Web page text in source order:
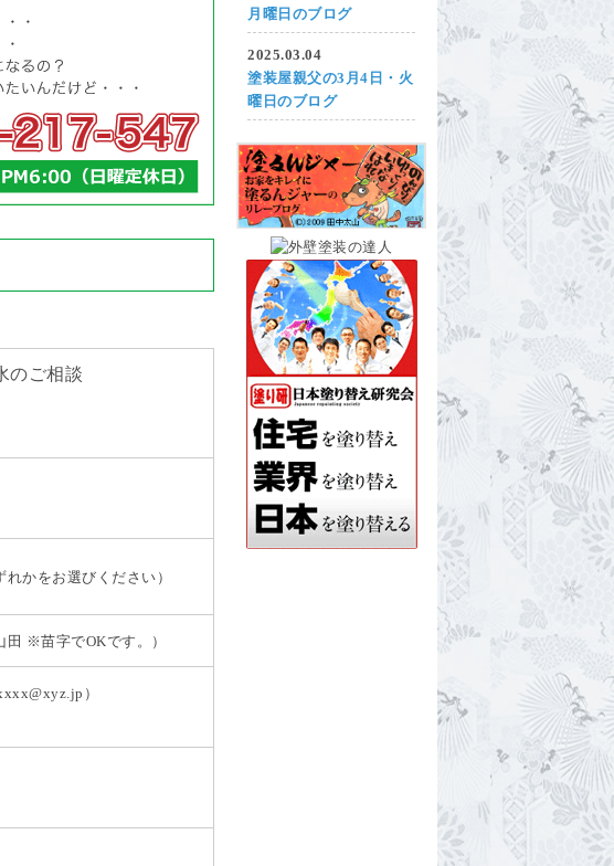
のご相談
れかをお選びください）
田 ※苗字でOKです。）
）
月曜日のブログ
2025.03.04
塗装屋親父の3月4日・火
曜日のブログ